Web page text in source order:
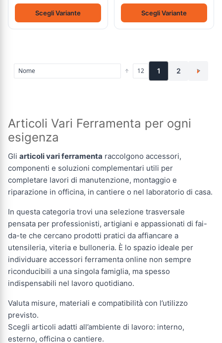
Scegli Variante Scegli Variante
1 2 >
Articoli Vari Ferramenta per ogni
esigenza
Gli articoli vari ferramenta raccolgono accessori,
componenti e soluzioni complementari utili per
completare lavori di manutenzione, montaggio e
riparazione in officina, in cantiere o nel laboratorio di casa.
In questa categoria trovi una selezione trasversale
pensata per professionisti, artigiani e appassionati di fai-
da-te che cercano prodotti pratici da affiancare a
utensileria, viteria e bulloneria. È lo spazio ideale per
individuare accessori ferramenta online non sempre
riconducibili a una singola famiglia, ma spesso
indispensabili nel lavoro quotidiano.
Valuta misure, materiali e compatibilità con l’utilizzo
previsto.
Scegli articoli adatti all’ambiente di lavoro: interno,
esterno, officina o cantiere.